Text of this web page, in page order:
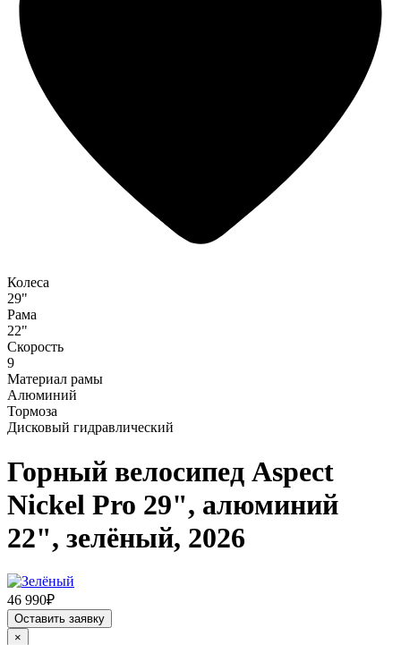
Колеса
29"
Рама
22"
Скорость
9
Материал рамы
Алюминий
Тормоза
Дисковый гидравлический
Горный велосипед Aspect
Nickel Pro 29", алюминий
22", зелёный, 2026
46 990₽
Оставить заявку
×